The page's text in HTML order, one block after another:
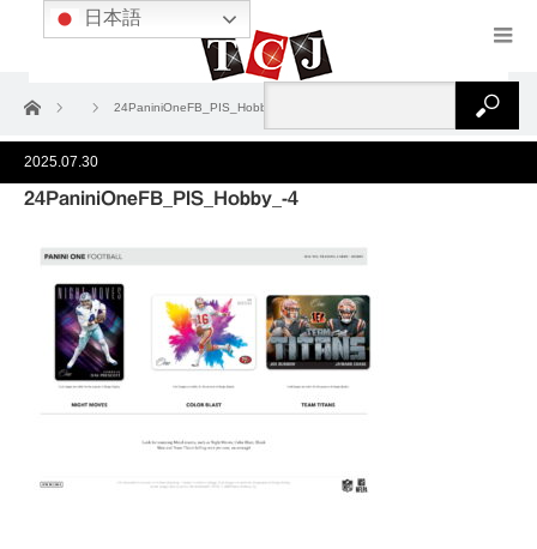
ホーム 24PaniniOneFB_PIS_Hobby_-4
2025.07.30
24PaniniOneFB_PIS_Hobby_-4
日本語